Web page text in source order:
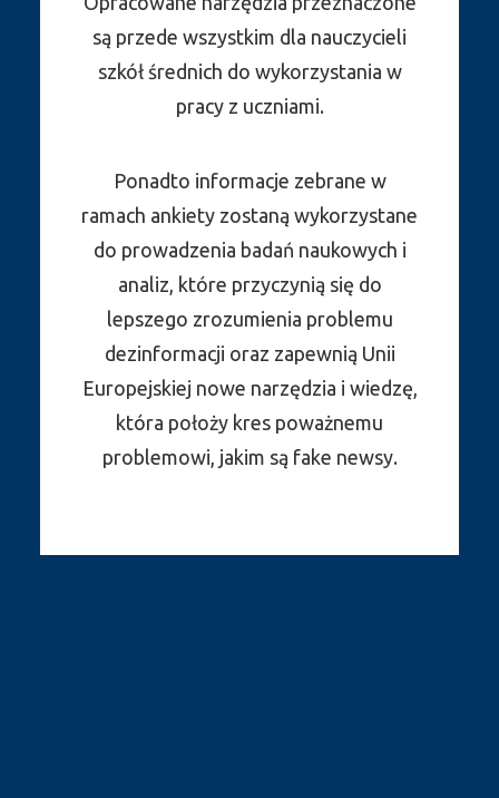
są przede wszystkim dla nauczycieli
szkół średnich do wykorzystania w
pracy z uczniami.
Ponadto informacje zebrane w
ramach ankiety zostaną wykorzystane
do prowadzenia badań naukowych i
analiz, które przyczynią się do
lepszego zrozumienia problemu
dezinformacji oraz zapewnią Unii
Europejskiej nowe narzędzia i wiedzę,
która położy kres poważnemu
problemowi, jakim są fake newsy.